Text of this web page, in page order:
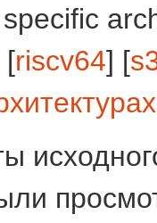
[riscv64] [